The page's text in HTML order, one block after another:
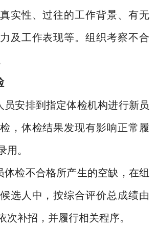
实性、过往的工作背景、有无
及工作表现等。组织考察不合
员安排到指定体检机构进行新员
，体检结果发现有影响正常履
用。
体检不合格所产生的空缺，在组
选人中，按综合评价总成绩由
次补招，并履行相关程序。